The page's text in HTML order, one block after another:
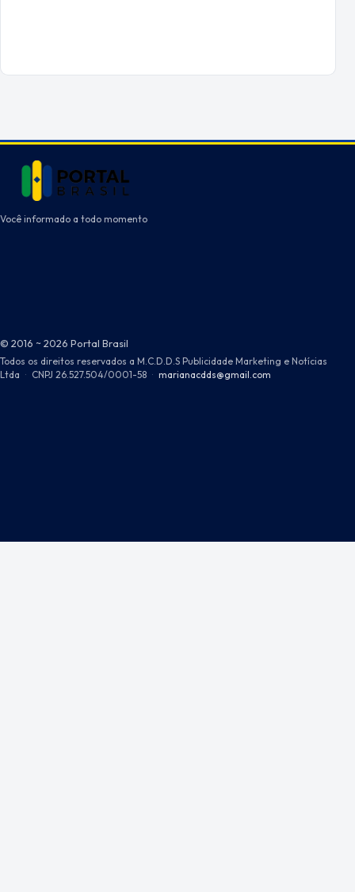
Você informado a todo momento
© 2016 ~ 2026 Portal Brasil
Todos os direitos reservados a M.C.D.D.S Publicidade Marketing e Notícias
Ltda · CNPJ 26.527.504/0001-58 · marianacdds@gmail.com